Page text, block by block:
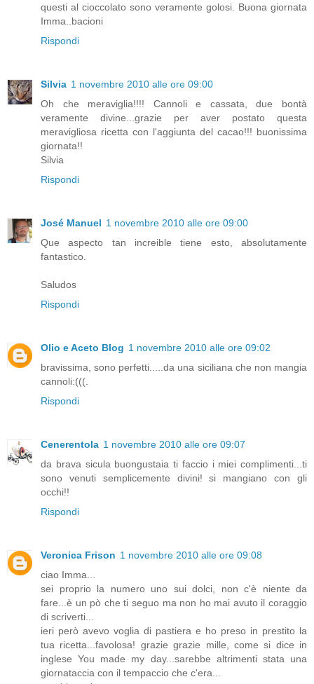
questi al cioccolato sono veramente golosi. Buona giornata
Imma..bacioni
Rispondi
Silvia 1 novembre 2010 alle ore 09:00
Oh che meraviglia!!!! Cannoli e cassata, due bontà
veramente divine...grazie per aver postato questa
meravigliosa ricetta con l'aggiunta del cacao!!! buonissima
giornata!!
Silvia
Rispondi
José Manuel 1 novembre 2010 alle ore 09:00
Que aspecto tan increible tiene esto, absolutamente
fantastico.
Saludos
Rispondi
Olio e Aceto Blog 1 novembre 2010 alle ore 09:02
bravissima, sono perfetti.....da una siciliana che non mangia
cannoli:(((.
Rispondi
Cenerentola 1 novembre 2010 alle ore 09:07
da brava sicula buongustaia ti faccio i miei complimenti...ti
sono venuti semplicemente divini! si mangiano con gli
occhi!!
Rispondi
Veronica Frison 1 novembre 2010 alle ore 09:08
ciao Imma...
sei proprio la numero uno sui dolci, non c'è niente da
fare...è un pò che ti seguo ma non ho mai avuto il coraggio
di scriverti...
ieri però avevo voglia di pastiera e ho preso in prestito la
tua ricetta...favolosa! grazie grazie mille, come si dice in
inglese You made my day...sarebbe altrimenti stata una
giornataccia con il tempaccio che c'era...